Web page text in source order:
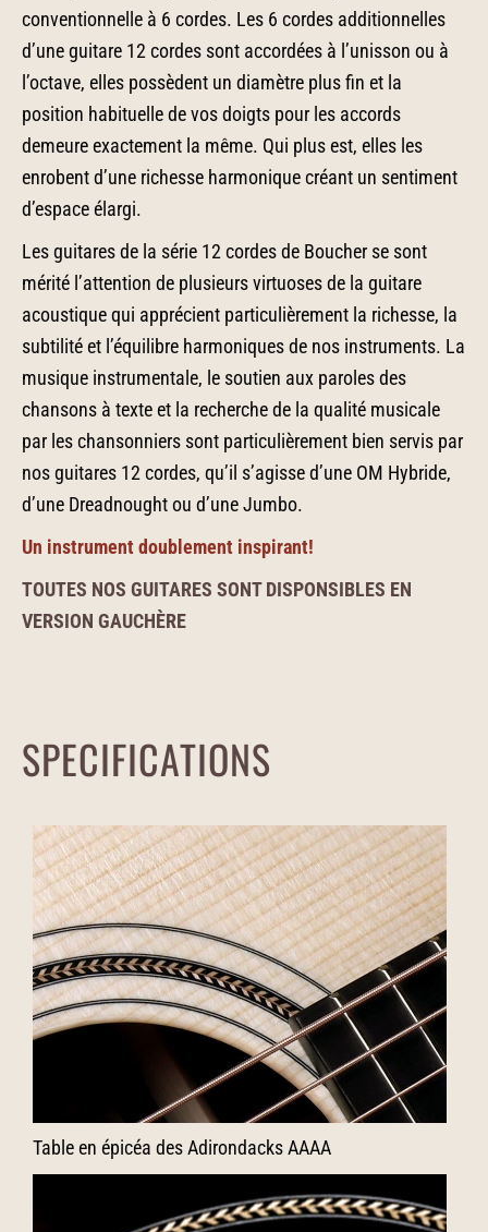
conventionnelle à 6 cordes. Les 6 cordes additionnelles
d’une guitare 12 cordes sont accordées à l’unisson ou à
l’octave, elles possèdent un diamètre plus fin et la
position habituelle de vos doigts pour les accords
demeure exactement la même. Qui plus est, elles les
enrobent d’une richesse harmonique créant un sentiment
d’espace élargi.
Les guitares de la série 12 cordes de Boucher se sont
mérité l’attention de plusieurs virtuoses de la guitare
acoustique qui apprécient particulièrement la richesse, la
subtilité et l’équilibre harmoniques de nos instruments. La
musique instrumentale, le soutien aux paroles des
chansons à texte et la recherche de la qualité musicale
par les chansonniers sont particulièrement bien servis par
nos guitares 12 cordes, qu’il s’agisse d’une OM Hybride,
d’une Dreadnought ou d’une Jumbo.
Un instrument doublement inspirant!
TOUTES NOS GUITARES SONT DISPONSIBLES EN
VERSION GAUCHÈRE
SPECIFICATIONS
Table en épicéa des Adirondacks AAAA